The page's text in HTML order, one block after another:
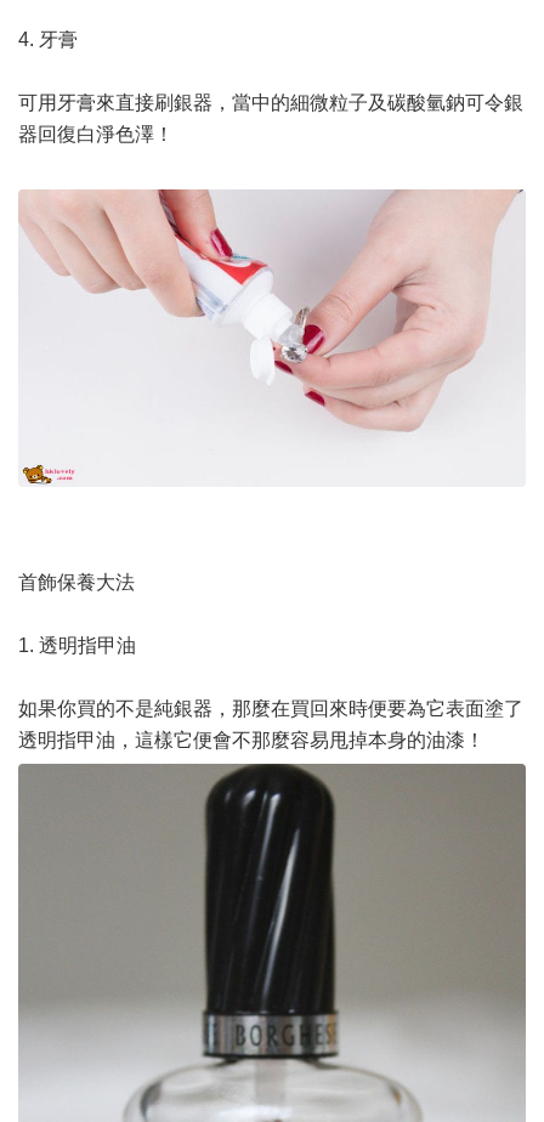
4. 牙膏
可用牙膏來直接刷銀器，當中的細微粒子及碳酸氫鈉可令銀
器回復白淨色澤！
首飾保養大法
1. 透明指甲油
如果你買的不是純銀器，那麼在買回來時便要為它表面塗了
透明指甲油，這樣它便會不那麼容易甩掉本身的油漆！